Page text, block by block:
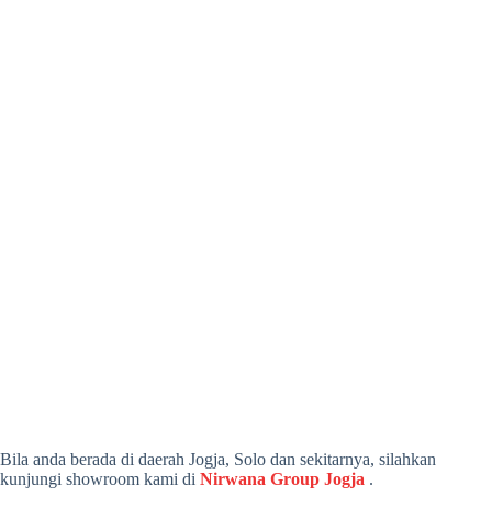
Bila anda berada di daerah Jogja, Solo dan sekitarnya, silahkan
kunjungi showroom kami di Nirwana Group Jogja .